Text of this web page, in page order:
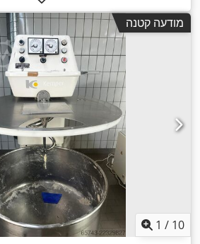
מודעה קטנה
1 / 10